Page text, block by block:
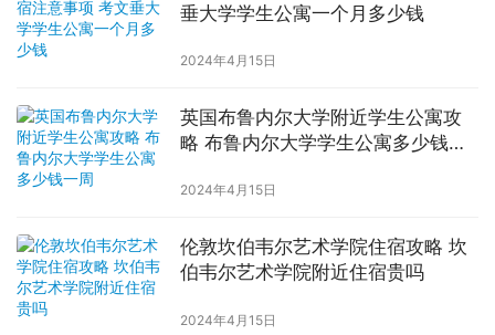
垂大学学生公寓一个月多少钱
2024年4月15日
英国布鲁内尔大学附近学生公寓攻
略 布鲁内尔大学学生公寓多少钱一
2024年4月15日
伦敦坎伯韦尔艺术学院住宿攻略 坎
伯韦尔艺术学院附近住宿贵吗
2024年4月15日